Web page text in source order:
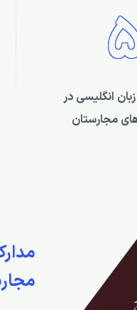
انگلیسی در
مجارستان